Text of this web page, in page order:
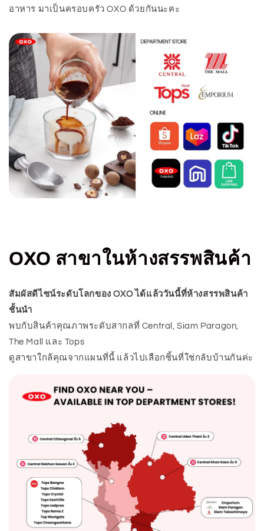
อาหาร มาเป็นครอบครัว OXO ด้วยกันนะคะ
OXO สาขาในห้างสรรพสินค้า
สัมผัสดีไซน์ระดับโลกของ OXO ได้แล้ววันนี้ที่ห้างสรรพสินค้า
ชั้นนำ
พบกับสินค้าคุณภาพระดับสากลที่ Central, Siam Paragon,
The Mall และ Tops
ดูสาขาใกล้คุณจากแผนที่นี้ แล้วไปเลือกชิ้นที่ใช่กลับบ้านกันค่ะ